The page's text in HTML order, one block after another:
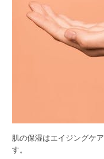
肌の保湿はエイジングケ
す。